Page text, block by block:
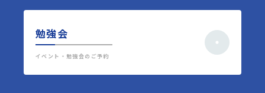
勉強会
イベント・勉強会のご予約